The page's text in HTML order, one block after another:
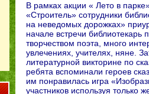
В рамках акции « Лето в
«Строитель» сотрудники
на неведомых дорожках»
начале встречи библиотекарь
творчеством поэта, много
увлечениях, учителях, няне.
литературной викторине по
ребята вспоминали героев
им понравилась игра
участников используя только